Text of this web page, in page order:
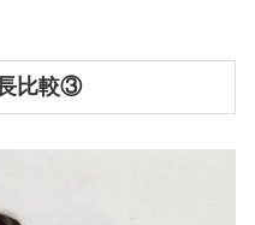
比較③